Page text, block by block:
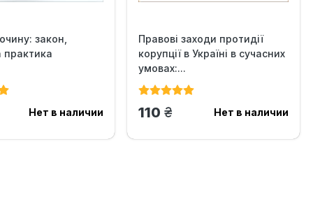
закон,
практика
Нет в наличии
Правові заходи протидії
корупції в Україні в сучасних
умовах:...
110 грн. Нет в наличии